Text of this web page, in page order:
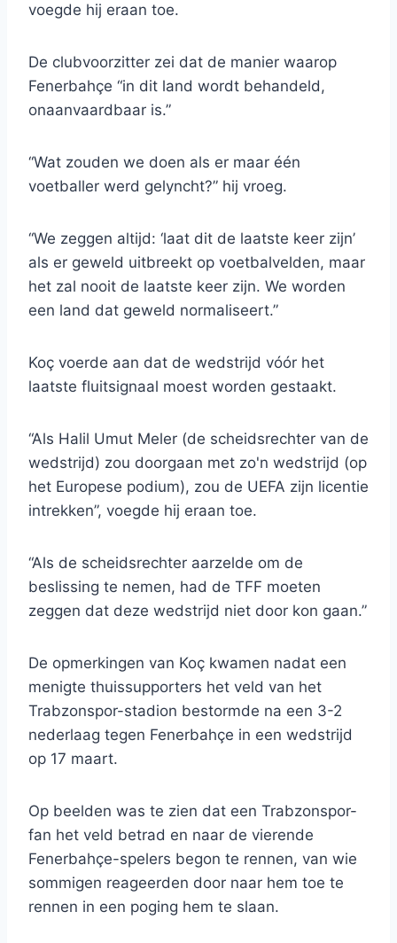
voegde hij eraan toe.
De clubvoorzitter zei dat de manier waarop
Fenerbahçe “in dit land wordt behandeld,
onaanvaardbaar is.”
“Wat zouden we doen als er maar één
voetballer werd gelyncht?” hij vroeg.
“We zeggen altijd: ‘laat dit de laatste keer zijn’
als er geweld uitbreekt op voetbalvelden, maar
het zal nooit de laatste keer zijn. We worden
een land dat geweld normaliseert.”
Koç voerde aan dat de wedstrijd vóór het
laatste fluitsignaal moest worden gestaakt.
“Als Halil Umut Meler (de scheidsrechter van de
wedstrijd) zou doorgaan met zo'n wedstrijd (op
het Europese podium), zou de UEFA zijn licentie
intrekken”, voegde hij eraan toe.
“Als de scheidsrechter aarzelde om de
beslissing te nemen, had de TFF moeten
zeggen dat deze wedstrijd niet door kon gaan.”
De opmerkingen van Koç kwamen nadat een
menigte thuissupporters het veld van het
Trabzonspor-stadion bestormde na een 3-2
nederlaag tegen Fenerbahçe in een wedstrijd
op 17 maart.
Op beelden was te zien dat een Trabzonspor-
fan het veld betrad en naar de vierende
Fenerbahçe-spelers begon te rennen, van wie
sommigen reageerden door naar hem toe te
rennen in een poging hem te slaan.